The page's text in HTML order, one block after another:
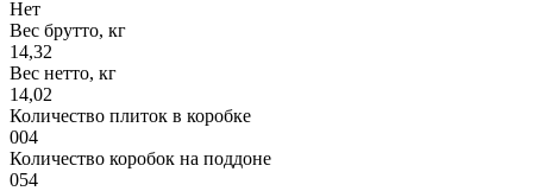
Нет
Вес брутто, кг
14,32
Вес нетто, кг
14,02
Количество плиток в коробке
004
Количество коробок на поддоне
054